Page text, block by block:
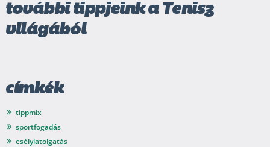
további tippjeink a Tenisz
világából
címkék
tippmix
sportfogadás
esélylatolgatás